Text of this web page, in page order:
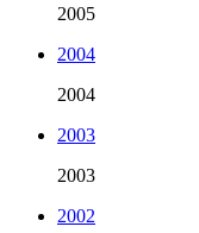
2005
2004
2004
2003
2003
2002